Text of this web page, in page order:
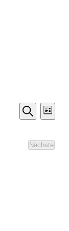
Suche
Suche
Liste
Nächste